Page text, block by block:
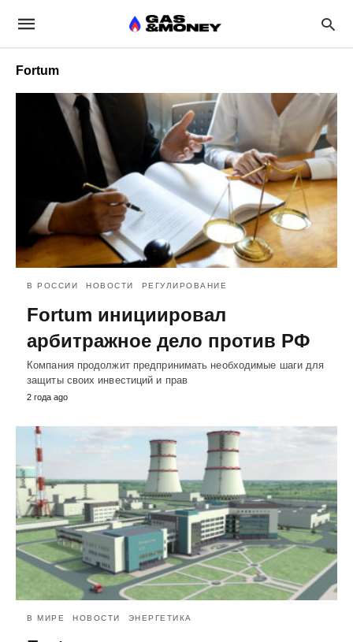
Fortum
В РОССИИ НОВОСТИ РЕГУЛИРОВАНИЕ
Fortum инициировал
арбитражное дело против РФ
Компания продолжит предпринимать необходимые шаги для
защиты своих инвестиций и прав
2 года ago
В МИРЕ НОВОСТИ ЭНЕРГЕТИКА